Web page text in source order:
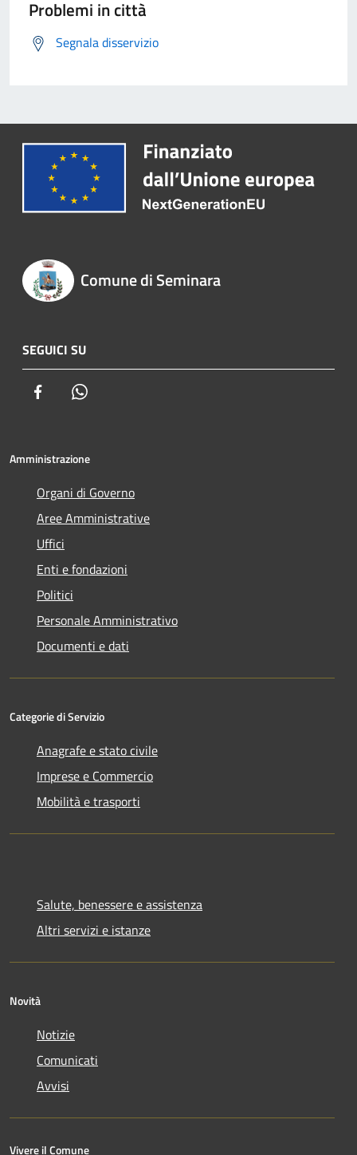
Problemi in città
Segnala disservizio
Comune di Seminara
SEGUICI SU
Facebook
Amministrazione
Organi di Governo
Aree Amministrative
Uffici
Enti e fondazioni
Politici
Personale Amministrativo
Documenti e dati
Categorie di Servizio
Anagrafe e stato civile
Imprese e Commercio
Mobilità e trasporti
Salute, benessere e assistenza
Altri servizi e istanze
Novità
Notizie
Comunicati
Avvisi
Vivere il Comune